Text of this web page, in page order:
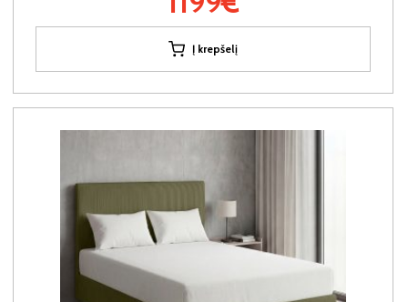
Į krepšelį